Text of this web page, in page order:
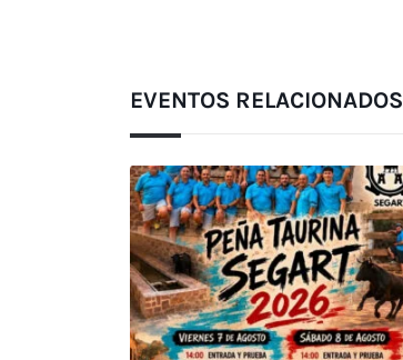
EVENTOS RELACIONADOS